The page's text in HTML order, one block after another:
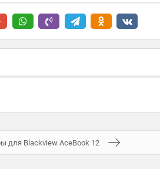
для Blackview AceBook 12